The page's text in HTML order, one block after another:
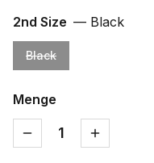
2nd Size — Black
Black
Menge
1